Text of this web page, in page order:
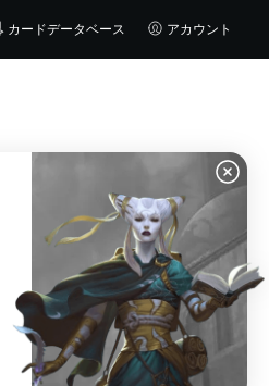
カードデータベース アカウント